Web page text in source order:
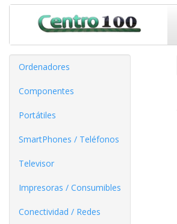
Ordenadores
Componentes
Portátiles
SmartPhones / Teléfonos
Televisor
Impresoras / Consumibles
Conectividad / Redes